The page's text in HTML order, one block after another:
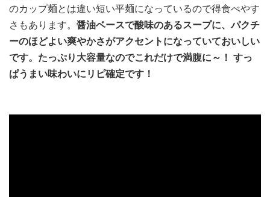
のカップ麺とは違い短い平麺になっているので得食べやす
さもあります。 醤油ベースで酸味のあるスープに、パクチ
ーのほどよい爽やかさがアクセントになっていておいしい
です。たっぷり大容量なのでこれだけで満腹に～！ すっ
ぱうまい味わいにリピ確定です！